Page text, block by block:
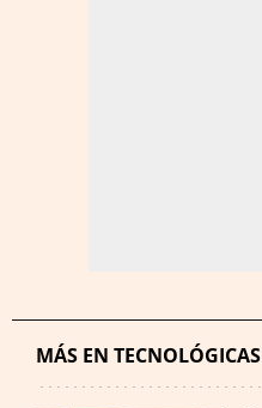
MÁS EN TECNOLÓGICAS